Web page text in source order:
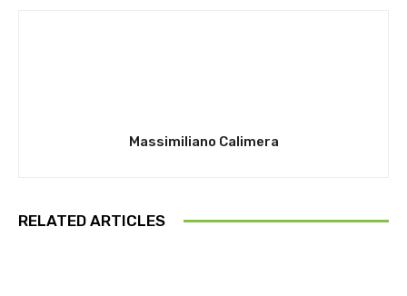
Massimiliano Calimera
RELATED ARTICLES